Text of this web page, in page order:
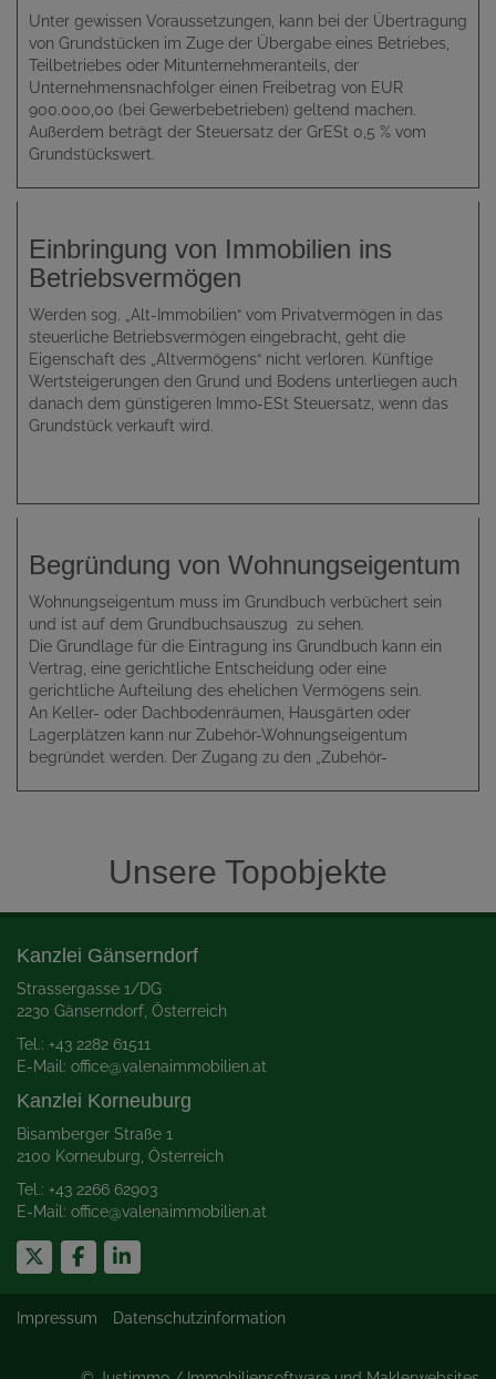
Unter gewissen Voraussetzungen, kann bei der Übertragung
von Grundstücken im Zuge der Übergabe eines Betriebes,
Teilbetriebes oder Mitunternehmeranteils, der
Unternehmensnachfolger einen Freibetrag von EUR
900.000,00 (bei Gewerbebetrieben) geltend machen.
Außerdem beträgt der Steuersatz der GrESt 0,5 % vom
Grundstückswert.
Einbringung von Immobilien ins
Betriebsvermögen
Werden sog. „Alt-Immobilien“ vom Privatvermögen in das
steuerliche Betriebsvermögen eingebracht, geht die
Eigenschaft des „Altvermögens“ nicht verloren. Künftige
Wertsteigerungen den Grund und Bodens unterliegen auch
danach dem günstigeren Immo-ESt Steuersatz, wenn das
Grundstück verkauft wird.
Begründung von Wohnungseigentum
Wohnungseigentum muss im Grundbuch verbüchert sein
und ist auf dem Grundbuchsauszug zu sehen.
Die Grundlage für die Eintragung ins Grundbuch kann ein
Vertrag, eine gerichtliche Entscheidung oder eine
gerichtliche Aufteilung des ehelichen Vermögens sein.
An Keller- oder Dachbodenräumen, Hausgärten oder
Lagerplätzen kann nur Zubehör-Wohnungseigentum
begründet werden. Der Zugang zu den „Zubehör-
zugänglich sein.Unsere Topobjekte
Kanzlei Gänserndorf
Strassergasse 1/DG
2230 Gänserndorf , Österreich
Tel.: +43 2282 61511
E-Mail: office@valenaimmobilien.at
Kanzlei Korneuburg
Bisamberger Straße 1
2100 Korneuburg , Österreich
Tel.: +43 2266 62903
E-Mail: office@valenaimmobilien.at
Impressum Datenschutzinformation